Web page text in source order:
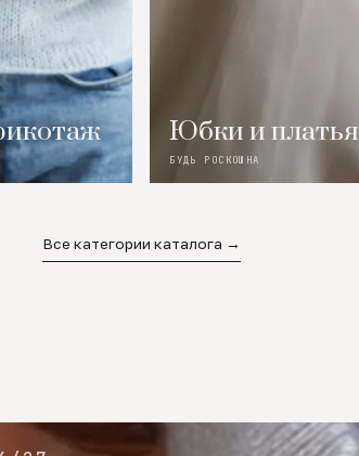
Юбки и платья
БУДЬ РОСКОШНА
Все категории каталога →